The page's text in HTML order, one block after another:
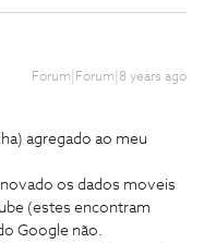
Forum|Forum|8 years ago
agregado ao meu
os dados moveis
(estes encontram
Google não.